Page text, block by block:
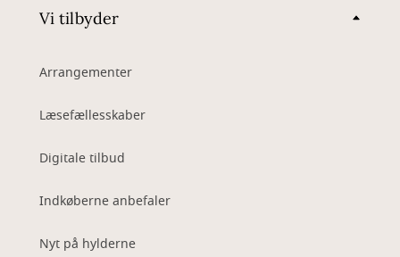
Vi tilbyder
Arrangementer
Læsefællesskaber
Digitale tilbud
Indkøberne anbefaler
Nyt på hylderne